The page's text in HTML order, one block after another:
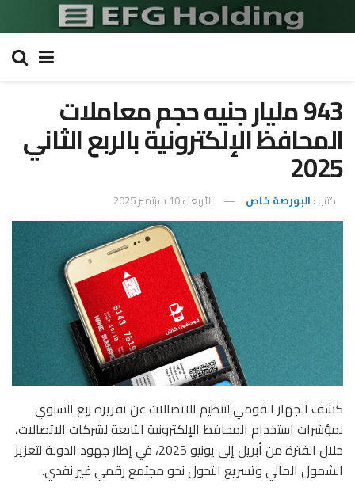
943 مليار جنيه حجم معاملات
المحافظ الإلكترونية بالربع الثاني
2025
كتب : البورصة خاص الأربعاء 10 سبتمبر 2025
كشف الجهاز القومي لتنظيم الاتصالات عن تقريره ربع السنوي
لمؤشرات استخدام المحافظ الإلكترونية التابعة لشركات الاتصالات،
خلال الفترة من أبريل إلى يونيو 2025، في إطار جهود الدولة لتعزيز
الشمول المالي وتسريع التحول نحو مجتمع رقمي غير نقدي.